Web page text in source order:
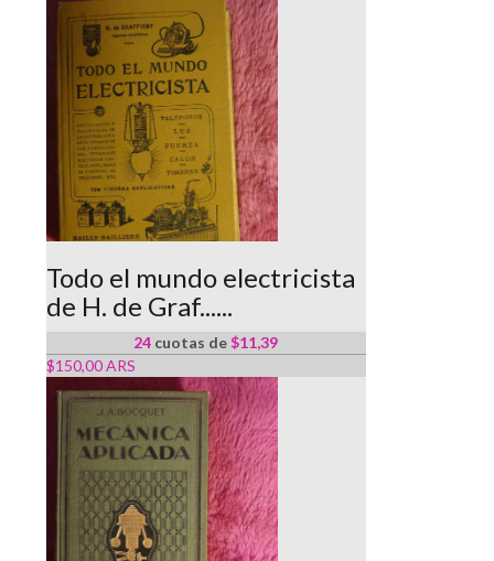
Todo el mundo electricista
de H. de Graf......
24 cuotas de$11,39
$150,00 ARS